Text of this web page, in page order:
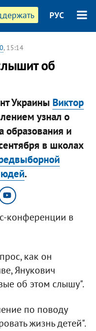
РУС
, 15:14
об
Украины Виктор
узнал о
образования и
в школах
.
конференции в
как он
Янукович
об этом слышу".
по поводу
жизнь детей".